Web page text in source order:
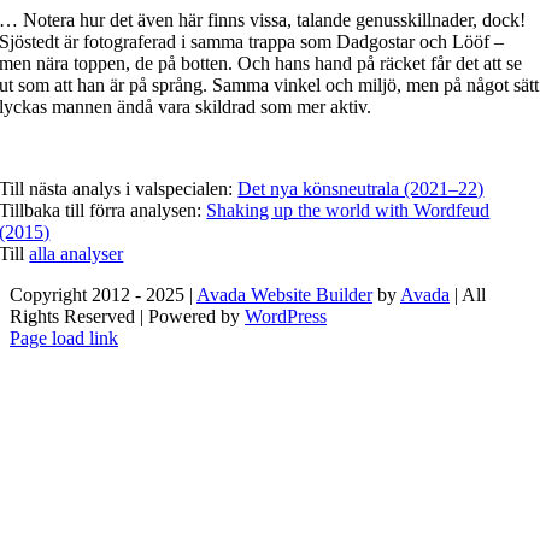
… Notera hur det även här finns vissa, talande genusskillnader, dock!
Sjöstedt är fotograferad i samma trappa som Dadgostar och Lööf –
men nära toppen, de på botten. Och hans hand på räcket får det att se
ut som att han är på språng. Samma vinkel och miljö, men på något sätt
lyckas mannen ändå vara skildrad som mer aktiv.
Till nästa analys i valspecialen:Det nya könsneutrala (2021–22)
Tillbaka till förra analysen: Shaking up the world with Wordfeud
(2015)
Tillalla analyser
Copyright 2012 - 2025 | Avada Website Builderby Avada | All
Rights Reserved | Powered by WordPress
Facebook
X
Instagram
Pinterest
Page load link